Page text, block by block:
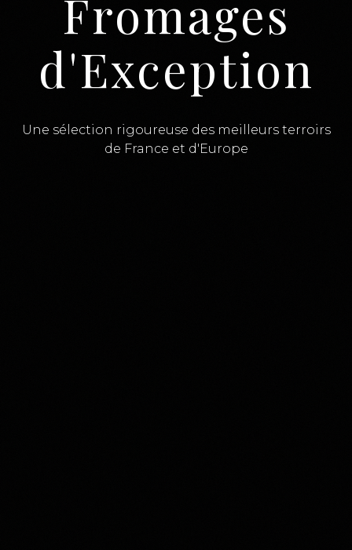
Fromages
d'Exception
Une sélection rigoureuse des meilleurs terroirs
de France et d'Europe